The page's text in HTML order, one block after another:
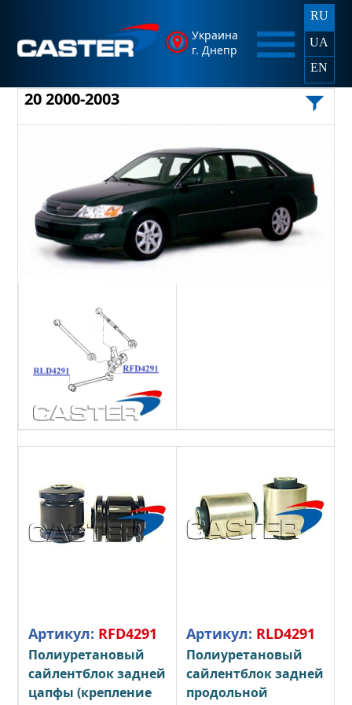
Украина
г. Днепр
RU
UA
EN
20 2000-2003
Артикул: RFD4291
Полиуретановый
сайлентблок задней
цапфы (крепление
Артикул: RLD4291
Полиуретановый
сайлентблок задней
продольной